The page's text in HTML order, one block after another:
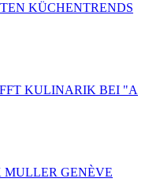
KÜCHENTRENDS
KULINARIK BEI "A
MULLER GENÈVE